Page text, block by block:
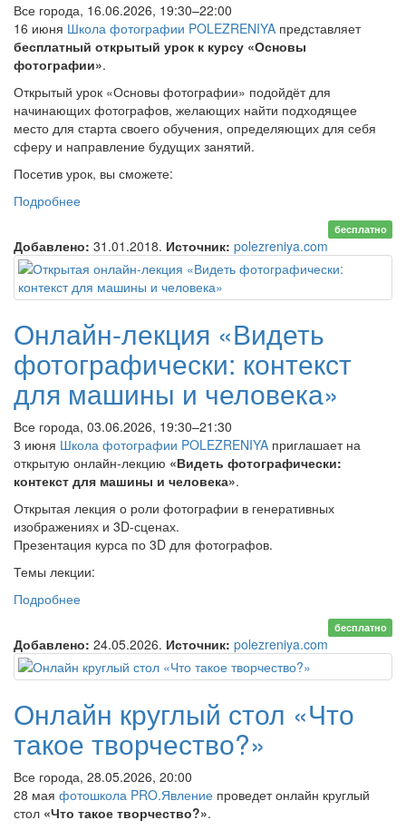
Все города, 16.06.2026, 19:30–22:00
16 июня Школа фотографии POLEZRENIYA представляет
бесплатный открытый урок к курсу «Основы
фотографии».
Открытый урок «Основы фотографии» подойдёт для
начинающих фотографов, желающих найти подходящее
место для старта своего обучения, определяющих для себя
сферу и направление будущих занятий.
Посетив урок, вы сможете:
Подробнее
бесплатно
Добавлено: 31.01.2018. Источник: polezreniya.com
Онлайн-лекция «Видеть
фотографически: контекст
для машины и человека»
Все города, 03.06.2026, 19:30–21:30
3 июня Школа фотографии POLEZRENIYA приглашает на
открытую онлайн-лекцию «Видеть фотографически:
контекст для машины и человека».
Открытая лекция о роли фотографии в генеративных
изображениях и 3D-сценах.
Презентация курса по 3D для фотографов.
Темы лекции:
Подробнее
бесплатно
Добавлено: 24.05.2026. Источник: polezreniya.com
Онлайн круглый стол «Что
такое творчество?»
Все города, 28.05.2026, 20:00
28 мая фотошкола PRO.Явление проведет онлайн круглый
стол «Что такое творчество?».